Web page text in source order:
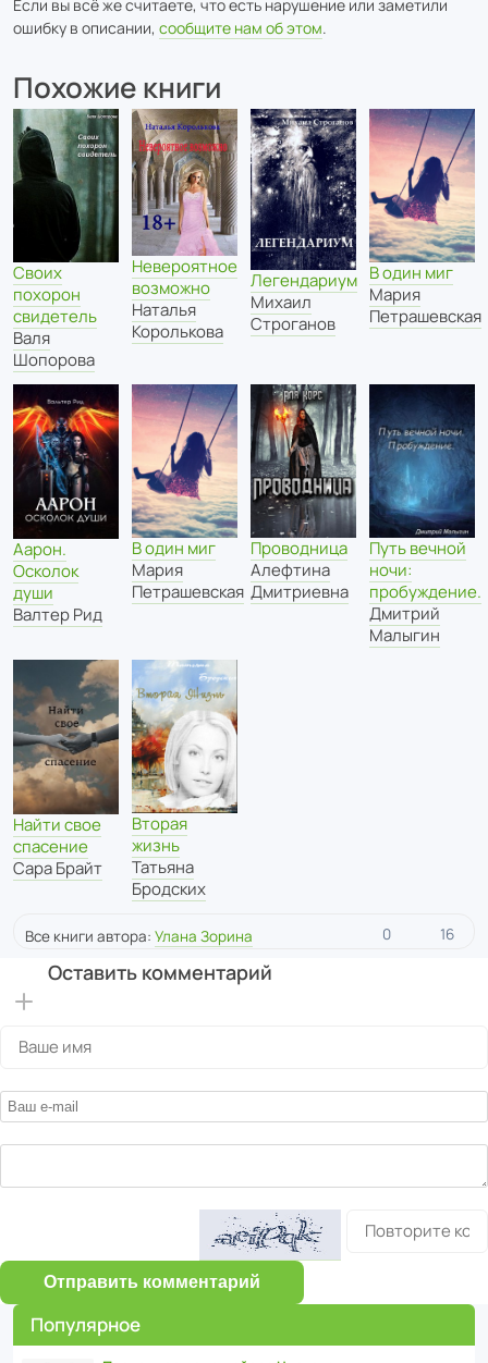
Если вы всё же считаете, что есть нарушение или заметили
ошибку в описании, сообщите нам об этом.
Похожие книги
Своих
похорон
свидетель
Валя
Шопорова
Невероятное
возможно
Наталья
Королькова
Легендариум
Михаил
Строганов
В один миг
Мария
Петрашевская
Аарон.
Осколок
души
Валтер Рид
В один миг
Мария
Петрашевская
Проводница
Алефтина
Дмитриевна
Путь вечной
ночи:
пробуждение.
Дмитрий
Малыгин
Найти свое
спасение
Сара Брайт
Вторая
жизнь
Татьяна
Бродских
Все книги автора: Улана Зорина 0 16
Оставить комментарий
Отправить комментарий
Популярное